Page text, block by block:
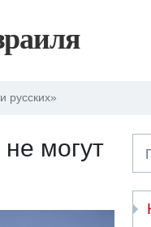
русских»
могут